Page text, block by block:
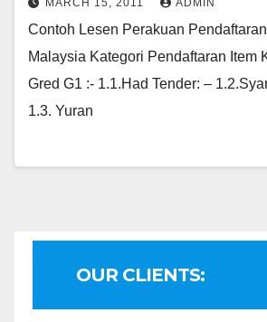
MARCH 15, 2011 ADMIN
Contoh Lesen Perakuan
Malaysia Kategori Pendaftaran Item
Gred G1 :- 1.1.Had Tender: –
1.3. Yuran
OUR CLIENTS: